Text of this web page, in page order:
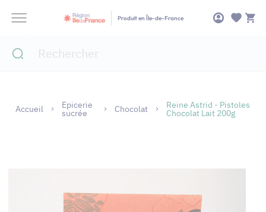
Produit en Île-de-France
Accueil Epicerie
sucrée Chocolat Reine Astrid - Pistoles
Chocolat Lait 200g